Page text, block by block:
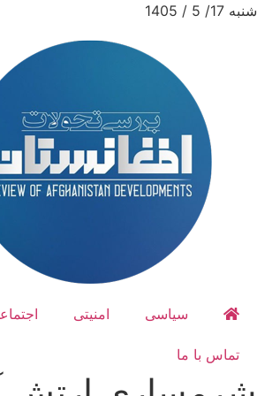
شنبه 17/ 5 / 1405
سیاسی امنیتی
تماس با ما